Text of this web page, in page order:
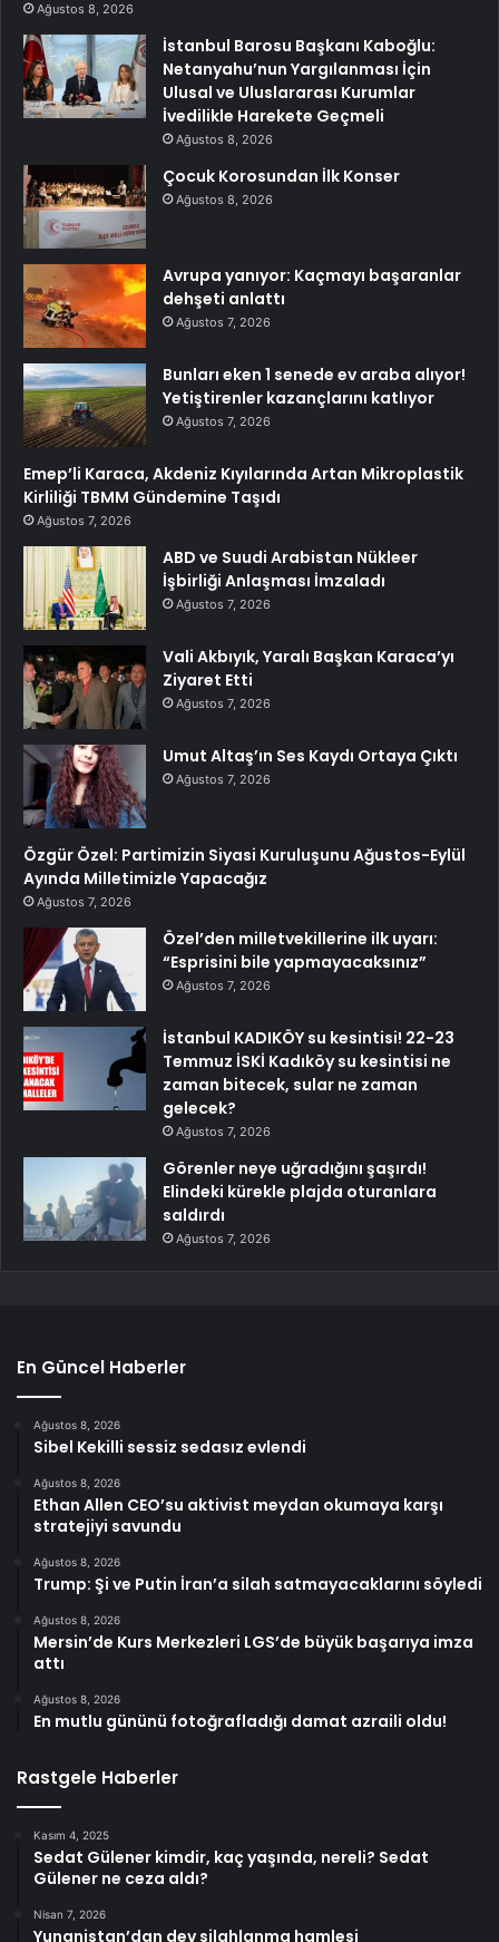
Ağustos 8, 2026
İstanbul Barosu Başkanı Kaboğlu:
Netanyahu’nun Yargılanması İçin
Ulusal ve Uluslararası Kurumlar
İvedilikle Harekete Geçmeli
Ağustos 8, 2026
Çocuk Korosundan İlk Konser
Ağustos 8, 2026
Avrupa yanıyor: Kaçmayı başaranlar
dehşeti anlattı
Ağustos 7, 2026
Bunları eken 1 senede ev araba alıyor!
Yetiştirenler kazançlarını katlıyor
Ağustos 7, 2026
Emep’li Karaca, Akdeniz Kıyılarında Artan Mikroplastik
Kirliliği TBMM Gündemine Taşıdı
Ağustos 7, 2026
ABD ve Suudi Arabistan Nükleer
İşbirliği Anlaşması İmzaladı
Ağustos 7, 2026
Vali Akbıyık, Yaralı Başkan Karaca’yı
Ziyaret Etti
Ağustos 7, 2026
Umut Altaş’ın Ses Kaydı Ortaya Çıktı
Ağustos 7, 2026
Özgür Özel: Partimizin Siyasi Kuruluşunu Ağustos-Eylül
Ayında Milletimizle Yapacağız
Ağustos 7, 2026
Özel’den milletvekillerine ilk uyarı:
“Esprisini bile yapmayacaksınız”
Ağustos 7, 2026
İstanbul KADIKÖY su kesintisi! 22-23
Temmuz İSKİ Kadıköy su kesintisi ne
zaman bitecek, sular ne zaman
gelecek?
Ağustos 7, 2026
Görenler neye uğradığını şaşırdı!
Elindeki kürekle plajda oturanlara
saldırdı
Ağustos 7, 2026
En Güncel Haberler
Ağustos 8, 2026
Sibel Kekilli sessiz sedasız evlendi
Ağustos 8, 2026
Ethan Allen CEO’su aktivist meydan okumaya karşı
stratejiyi savundu
Ağustos 8, 2026
Trump: Şi ve Putin İran’a silah satmayacaklarını söyledi
Ağustos 8, 2026
Mersin’de Kurs Merkezleri LGS’de büyük başarıya imza
attı
Ağustos 8, 2026
En mutlu gününü fotoğrafladığı damat azraili oldu!
Rastgele Haberler
Kasım 4, 2025
Sedat Gülener kimdir, kaç yaşında, nereli? Sedat
Gülener ne ceza aldı?
Nisan 7, 2026
Yunanistan’dan dev silahlanma hamlesi